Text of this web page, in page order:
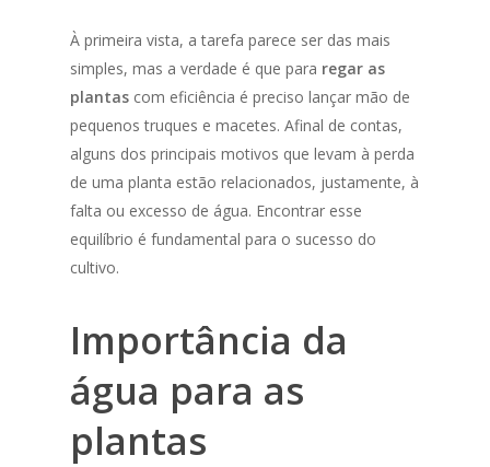
À primeira vista, a tarefa parece ser das mais
simples, mas a verdade é que para regar as
plantas com eficiência é preciso lançar mão de
pequenos truques e macetes. Afinal de contas,
alguns dos principais motivos que levam à perda
de uma planta estão relacionados, justamente, à
falta ou excesso de água. Encontrar esse
equilíbrio é fundamental para o sucesso do
cultivo.
Importância da
água para as
plantas